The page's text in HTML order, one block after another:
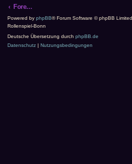
Foren-Übersicht
Powered by phpBB® Forum Software © phpBB Limited
Rollenspiel-Bonn
Deutsche Übersetzung durch phpBB.de
Datenschutz
Nutzungsbedingungen